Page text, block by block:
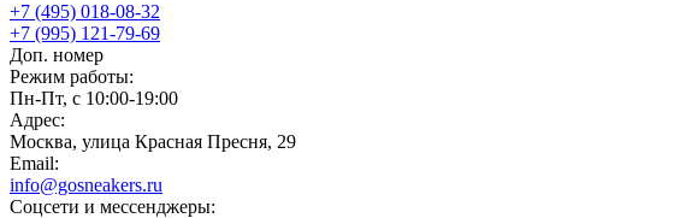
+7 (495) 018-08-32
+7 (995) 121-79-69
Доп. номер
Режим работы:
Пн-Пт, с 10:00-19:00
Адрес:
Москва, улица Красная Пресня, 29
Email:
info@gosneakers.ru
Соцсети и мессенджеры: